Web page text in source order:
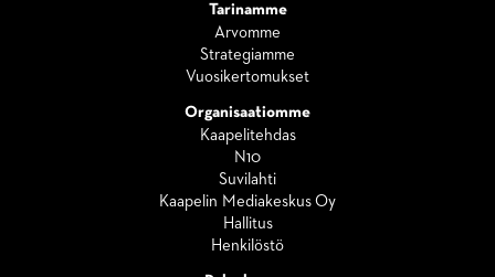
Tarinamme
Arvomme
Strategiamme
Vuosikertomukset
Organisaatiomme
Kaapelitehdas
N10
Suvilahti
Kaapelin Mediakeskus Oy
Hallitus
Henkilöstö